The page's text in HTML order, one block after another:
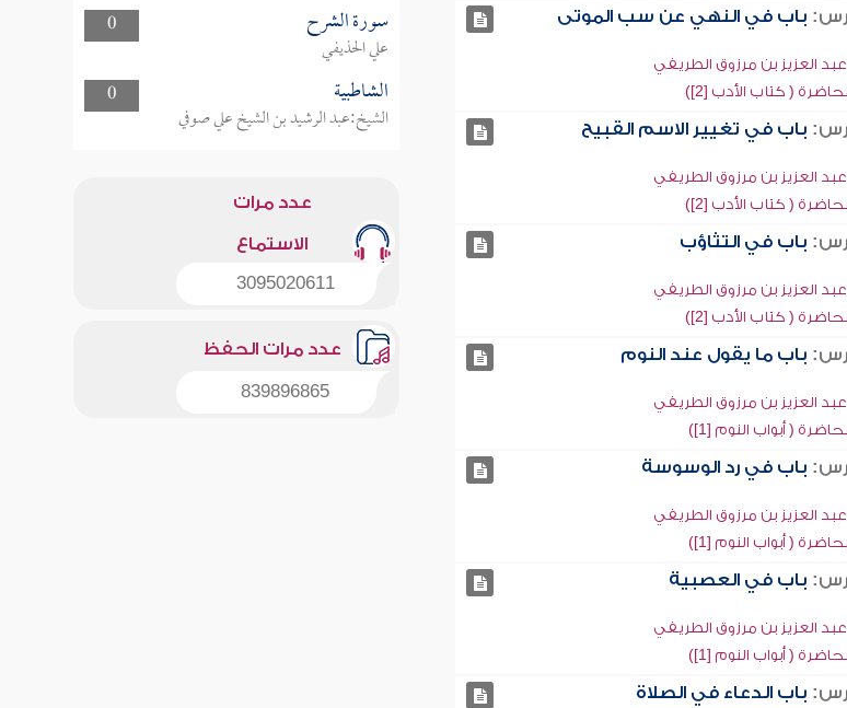
باب في النهي عن سب الموتى
عبد العزيز بن مرزوق الطريفي
( كتاب الأدب [2])
باب في تغيير الاسم القبيح
عبد العزيز بن مرزوق الطريفي
( كتاب الأدب [2])
باب في التثاؤب
عبد العزيز بن مرزوق الطريفي
( كتاب الأدب [2])
باب ما يقول عند النوم
عبد العزيز بن مرزوق الطريفي
( أبواب النوم [1])
باب في رد الوسوسة
عبد العزيز بن مرزوق الطريفي
( أبواب النوم [1])
باب في العصبية
عبد العزيز بن مرزوق الطريفي
( أبواب النوم [1])
باب الدعاء في الصلاة
0
سورة الشرح
علي الحذيفي
0
الشاطبية
الشيخ:عبد الرشيد بن الشيخ علي صوفي
عدد مرات
الاستماع
3095020611
عدد مرات الحفظ
839896865